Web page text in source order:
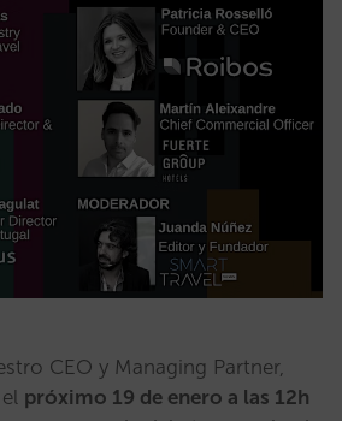
CEO y Managing Partner,
el próximo 19 de enero a las 12h